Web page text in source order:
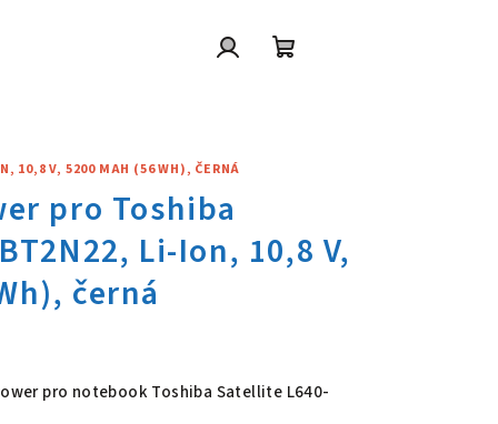
10,8 V, 5200 MAH (56 WH), ČERNÁ
pro Toshiba Satellite
pro notebook Toshiba Satellite L640-